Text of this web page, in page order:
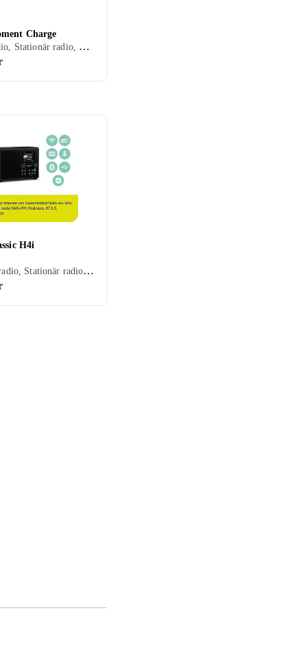
Charge
Klockradio, Stationär radio, Bärbar radio, FM, DAB, DAB+, Batteri, Nätström, Klockradio med alarm
H4i
Internet radio, Stationär radio, FM, Internetströmning, DAB, DAB+, Analog 3,5mm-ingång (Aux)